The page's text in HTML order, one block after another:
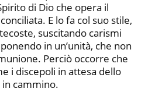
di Dio che opera il
E lo fa col suo stile,
suscitando carismi
in un’unità, che non
Perciò occorre che
i discepoli in attesa dello
cammino.